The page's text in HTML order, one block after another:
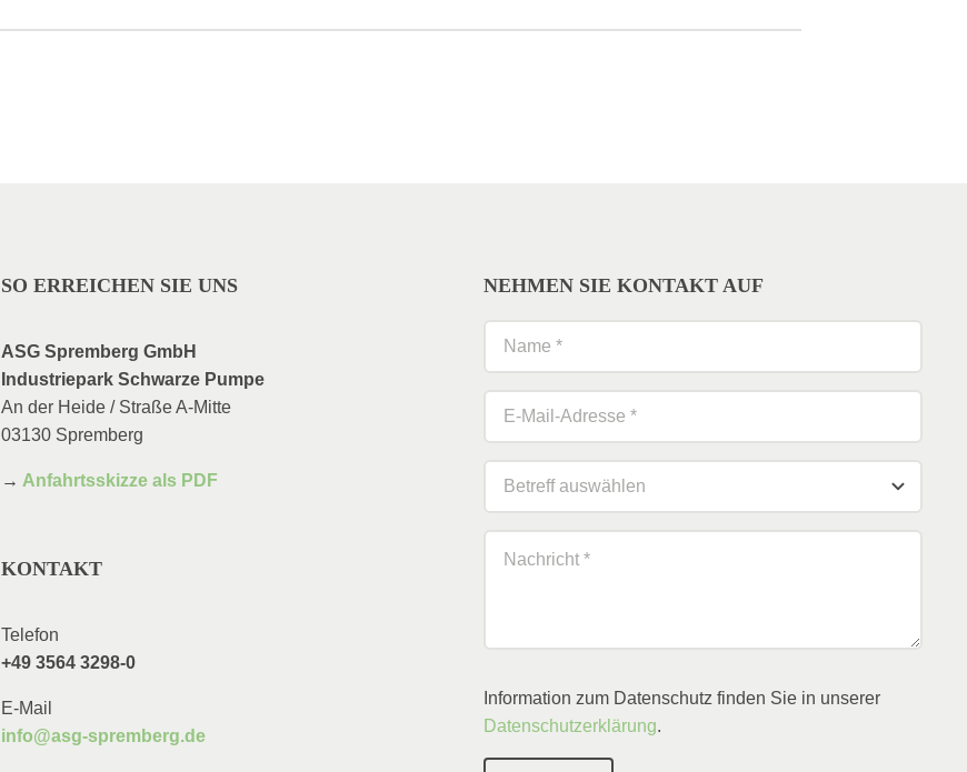
SO ERREICHEN SIE UNS
ASG Spremberg GmbH
Industriepark Schwarze Pumpe
An der Heide / Straße A-Mitte
03130 Spremberg
→ Anfahrtsskizze als PDF
KONTAKT
Telefon
+49 3564 3298-0
E-Mail
info@asg-spremberg.de
NEHMEN SIE KONTAKT AUF
Information zum Datenschutz finden Sie in unserer
Datenschutzerklärung.